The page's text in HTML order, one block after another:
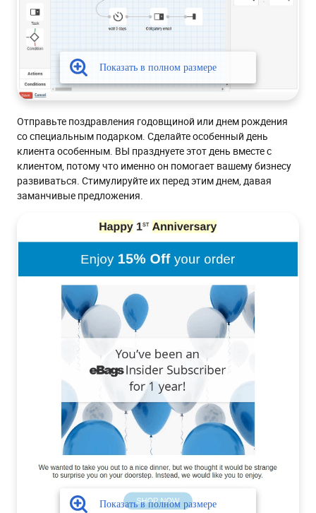
Отправьте поздравления годовщиной или днем рождения
со специальным подарком. Сделайте особенный день
клиента особенным. ВЫ празднуете этот день вместе с
клиентом, потому что именно он помогает вашему бизнесу
развиваться. Стимулируйте их перед этим днем, давая
заманчивые предложения.